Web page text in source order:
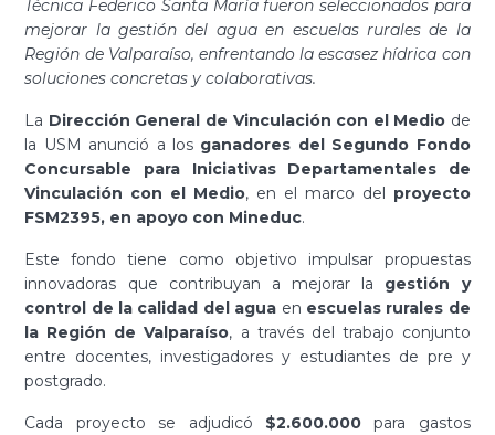
Técnica Federico Santa María fueron seleccionados para
mejorar la gestión del agua en escuelas rurales de la
Región de Valparaíso, enfrentando la escasez hídrica con
soluciones concretas y colaborativas.
La Dirección General de Vinculación con el Medio de
la USM anunció a los ganadores del Segundo Fondo
Concursable para Iniciativas Departamentales de
Vinculación con el Medio, en el marco del proyecto
FSM2395, en apoyo con Mineduc.
Este fondo tiene como objetivo impulsar propuestas
innovadoras que contribuyan a mejorar la gestión y
control de la calidad del agua en escuelas rurales de
la Región de Valparaíso, a través del trabajo conjunto
entre docentes, investigadores y estudiantes de pre y
postgrado.
Cada proyecto se adjudicó $2.600.000para gastos